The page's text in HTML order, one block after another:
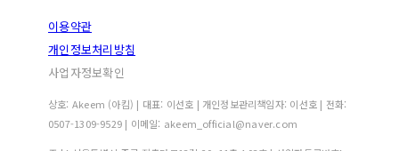
이용약관
개인정보처리방침
사업자정보확인
상호: Akeem (아킴) | 대표: 이선호 | 개인정보관리책임자: 이선호 | 전화:
0507-1309-9529 | 이메일: akeem_official@naver.com